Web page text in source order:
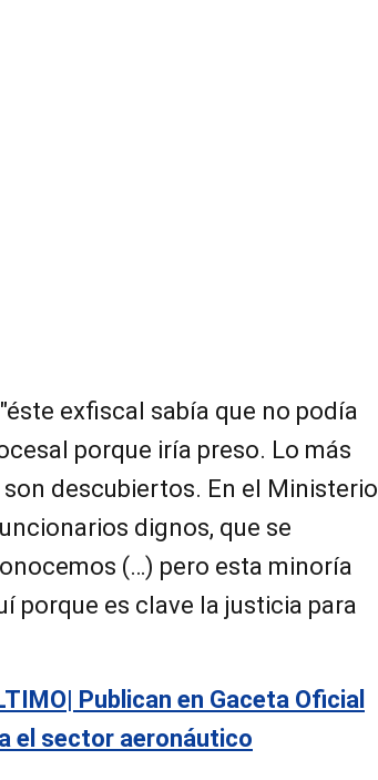
exfiscal sabía que no podía
porque iría preso. Lo más
descubiertos. En el Ministerio
dignos, que se
(…) pero esta minoría
porque es clave la justicia para
Publican en Gaceta Oficial
el sector aeronáutico